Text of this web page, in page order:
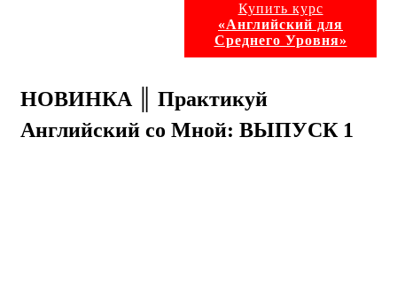
Купить курс
«Английский для
Среднего Уровня»
НОВИНКА ║ Практикуй
Английский со Мной: ВЫПУСК 1